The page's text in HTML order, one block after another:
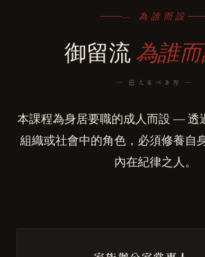
— 為誰而設
御留流 為誰而
― 伝えるべき方 ―
本課程為身居要職的成人而設 ― 透
組織或社會中的角色，必須修養自
內在紀律之人。